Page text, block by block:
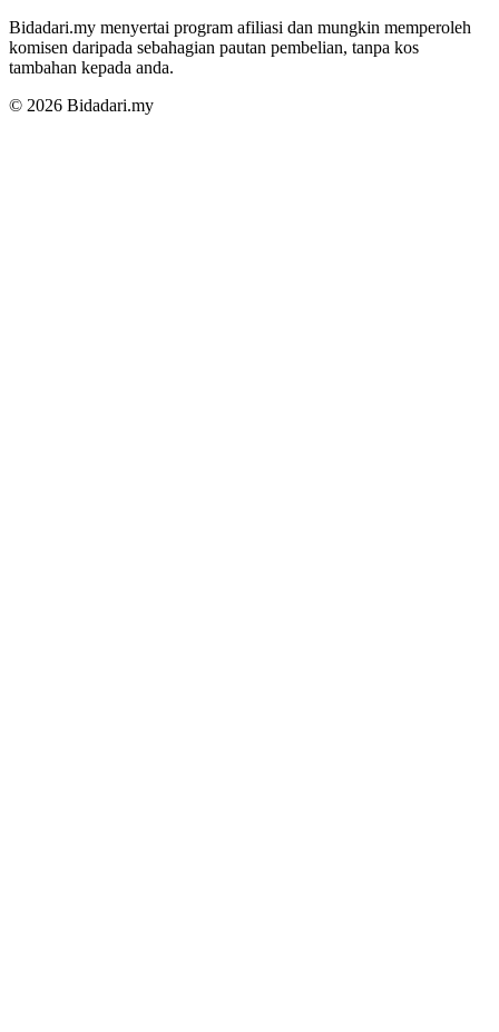
Bidadari.my menyertai program afiliasi dan mungkin memperoleh
komisen daripada sebahagian pautan pembelian, tanpa kos
tambahan kepada anda.
© 2026 Bidadari.my